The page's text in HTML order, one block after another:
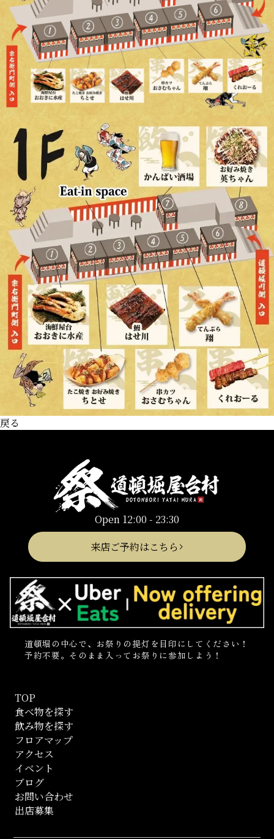
戻る
Open 12:00 - 23:30
来店ご予約はこちら
道頓堀の中心で、お祭りの提灯を目印にしてください！
予約不要。そのまま入ってお祭りに参加しよう！
TOP
食べ物を探す
飲み物を探す
フロアマップ
アクセス
イベント
ブログ
お問い合わせ
出店募集